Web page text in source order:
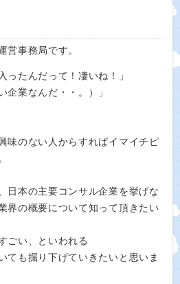
営事務局です。
ったんだって！凄いね！」
企業なんだ・・。）」
味のない人からすればイマイチピ
日本の主要コンサル企業を挙げな
界の概要について知って頂きたい
ごい、といわれる
ても掘り下げていきたいと思いま